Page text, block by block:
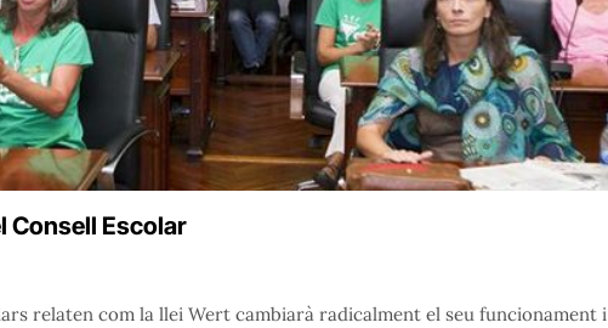
Consell Escolar
relaten com la llei Wert cambiarà radicalment el seu funcionament i